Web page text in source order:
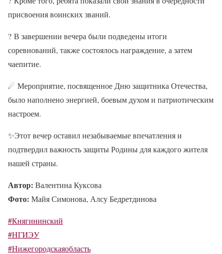
присвоения воинских званий.
? В завершении вечера были подведены итоги
соревнований, также состоялось награждение, а затем
чаепитие.
☄ Мероприятие, посвященное Дню защитника Отечества,
было наполнено энергией, боевым духом и патриотическим
настроем.
✨Этот вечер оставил незабываемые впечатления и
подтвердил важность защиты Родины для каждого жителя
нашей страны.
Автор: Валентина Куксова
Фото: Майя Симонова, Алсу Бедретдинова
#Княгининский
#НГИЭУ
#Нижегородскаяобласть